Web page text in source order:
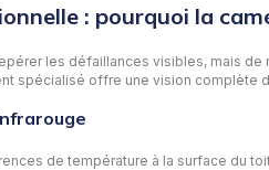
: pourquoi la
les défaillances visibles, mais
spécialisé offre une vision complète
de température à la surface du